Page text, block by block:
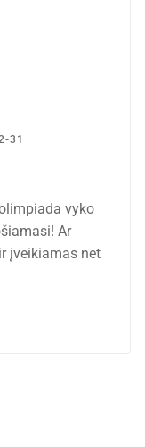
31
vyko
Ar
įveikiamas net